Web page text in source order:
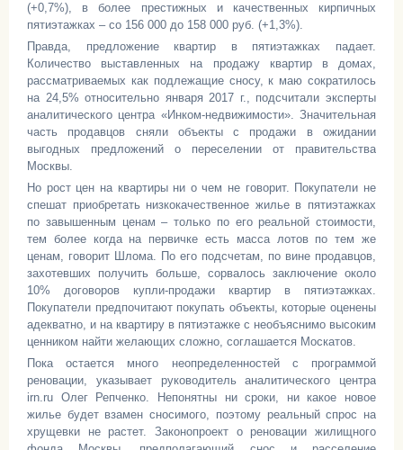
(+0,7%), в более престижных и качественных кирпичных
пятиэтажках – со 156 000 до 158 000 руб. (+1,3%).
Правда, предложение квартир в пятиэтажках падает.
Количество выставленных на продажу квартир в домах,
рассматриваемых как подлежащие сносу, к маю сократилось
на 24,5% относительно января 2017 г., подсчитали эксперты
аналитического центра «Инком-недвижимости». Значительная
часть продавцов сняли объекты с продажи в ожидании
выгодных предложений о переселении от правительства
Москвы.
Но рост цен на квартиры ни о чем не говорит. Покупатели не
спешат приобретать низкокачественное жилье в пятиэтажках
по завышенным ценам – только по его реальной стоимости,
тем более когда на первичке есть масса лотов по тем же
ценам, говорит Шлома. По его подсчетам, по вине продавцов,
захотевших получить больше, сорвалось заключение около
10% договоров купли-продажи квартир в пятиэтажках.
Покупатели предпочитают покупать объекты, которые оценены
адекватно, и на квартиру в пятиэтажке с необъяснимо высоким
ценником найти желающих сложно, соглашается Москатов.
Пока остается много неопределенностей с программой
реновации, указывает руководитель аналитического центра
irn.ru Олег Репченко. Непонятны ни сроки, ни какое новое
жилье будет взамен сносимого, поэтому реальный спрос на
хрущевки не растет. Законопроект о реновации жилищного